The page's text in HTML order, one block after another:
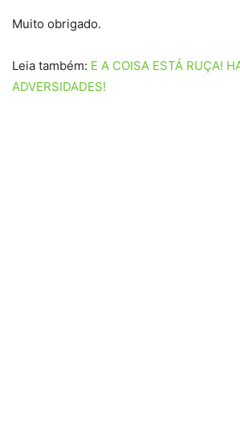
Muito obrigado.
Leia também: E A COISA ESTÁ RUÇA!
ADVERSIDADES!